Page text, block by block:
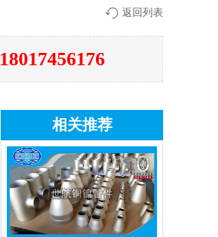
返回列表
18017456176
相关推荐